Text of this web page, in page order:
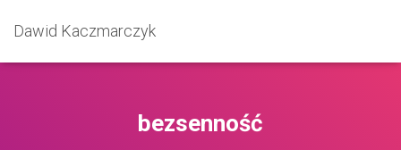
Dawid Kaczmarczyk
bezsenność